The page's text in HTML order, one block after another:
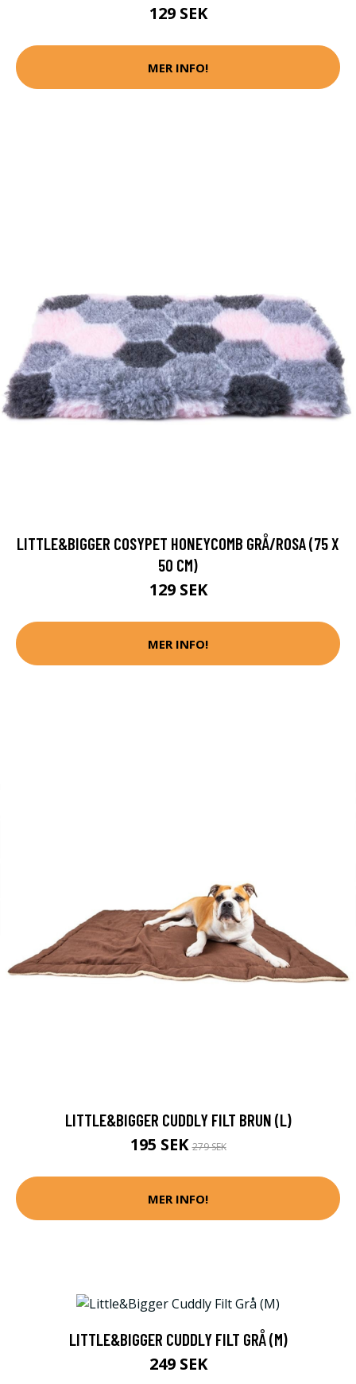
129 SEK
MER INFO!
LITTLE&BIGGER COSYPET HONEYCOMB GRÅ/ROSA (75 X
50 CM)
129 SEK
MER INFO!
LITTLE&BIGGER CUDDLY FILT BRUN (L)
195 SEK279 SEK
MER INFO!
LITTLE&BIGGER CUDDLY FILT GRÅ (M)
249 SEK